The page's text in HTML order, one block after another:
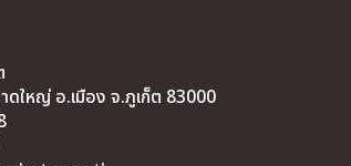
ดใหญ่ อ.เมือง จ.ภูเก็ต 83000